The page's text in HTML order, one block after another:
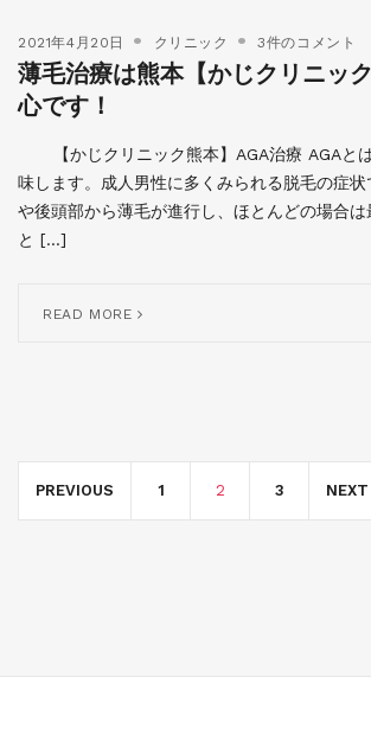
2021年4月20日 クリニック 3件のコメント
薄毛治療は熊本【かじクリニッ
心です！
【かじクリニック熊本】AGA治療 AGAと
味します。成人男性に多くみられる脱毛の症
や後頭部から薄毛が進行し、ほとんどの場合
と […]
READ MORE
navigation
PREVIOUS 1 2 3 NEXT